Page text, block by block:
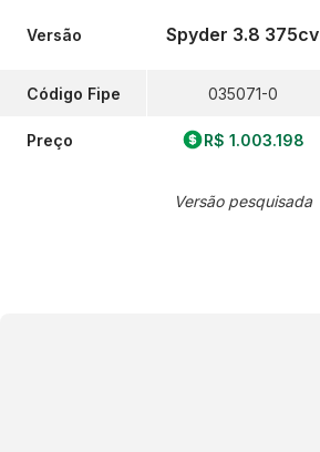
Versão
Código Fipe
Preço
Spyder 3.8 375cv
035071-0
R$ 1.003.198
Versão pesquisada